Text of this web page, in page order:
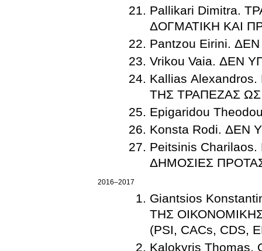
Pallikari Dimitra.
ΔΟΓΜΑΤΙΚΗ ΚΑΙ
Pantzou Eirini.
Vrikou Vaia. ΔΕΝ
Kallias
ΤΗΣ ΤΡΑΠΕΖΑΣ
Epigaridou
Peitsinis
ΔΗΜΟΣΙΕΣ
2016–2017
Giantsios
ΤΗΣ
(PSI, CACs, CDS,
Kalokyris